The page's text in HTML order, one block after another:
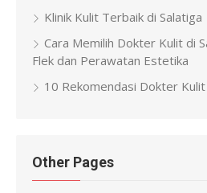
Klinik Kulit Terbaik di Salatiga
Cara Memilih Dokter Kulit di
Flek dan Perawatan Estetika
10 Rekomendasi Dokter
Other Pages